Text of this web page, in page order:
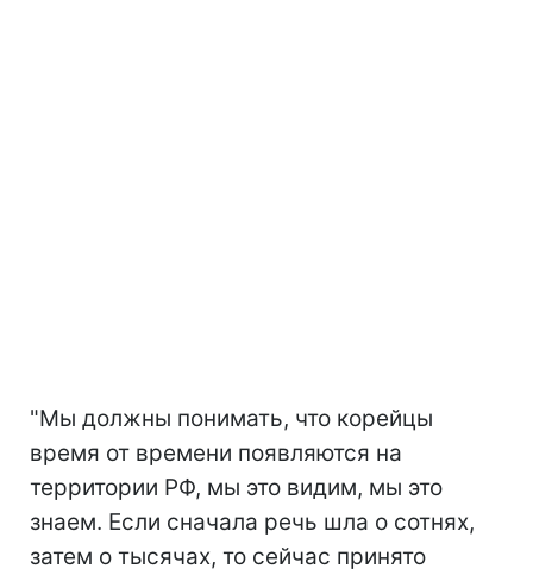
"Мы должны понимать, что корейцы
время от времени появляются на
территории РФ, мы это видим, мы это
знаем. Если сначала речь шла о сотнях,
затем о тысячах, то сейчас принято